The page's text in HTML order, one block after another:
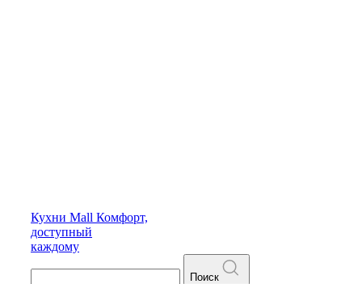
Кухни Mall Комфорт,
доступный
каждому
Поиск